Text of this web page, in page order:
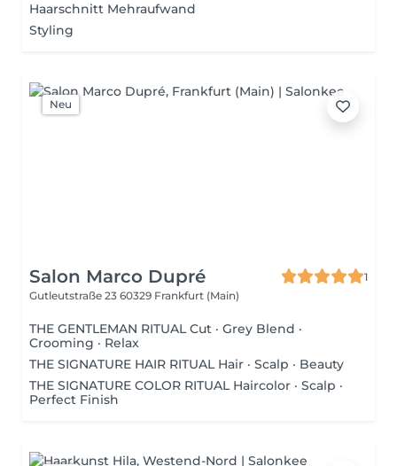
Haarschnitt Mehraufwand
Styling
Neu
Salon Marco Dupré
1
Gutleutstraße 23 60329 Frankfurt (Main)
THE GENTLEMAN RITUAL Cut · Grey Blend ·
Crooming · Relax
THE SIGNATURE HAIR RITUAL Hair · Scalp · Beauty
THE SIGNATURE COLOR RITUAL Haircolor · Scalp ·
Perfect Finish